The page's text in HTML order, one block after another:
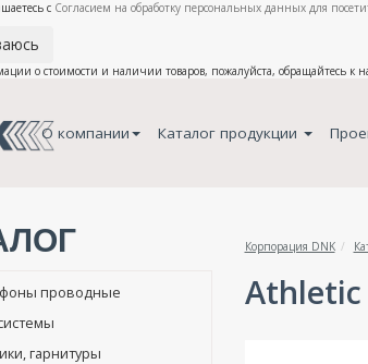
с Согласием на обработку персональных данных для
о стоимости и наличии товаров, пожалуйста, обращайтесь
О компании Каталог продукции
Корпорация DNK
проводные
гарнитуры
Athletic